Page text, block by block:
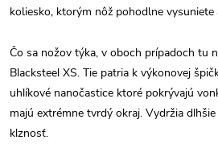
koliesko, ktorým nôž pohodlne vysuniete
Čo sa nožov týka, v oboch prípadoch tu
Blacksteel XS. Tie patria k výkonovej
uhlíkové nanočastice ktoré pokrývajú
majú extrémne tvrdý okraj. Vydržia
klznosť.